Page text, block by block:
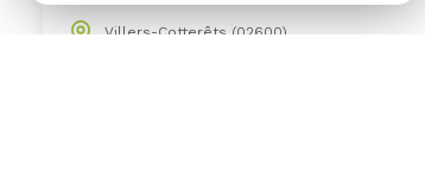
Villers-Cotterêts (02600)